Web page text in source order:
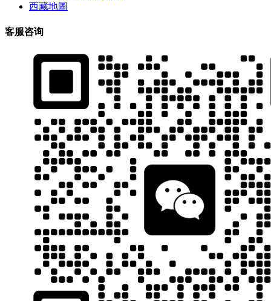
西藏地圖
客服咨询